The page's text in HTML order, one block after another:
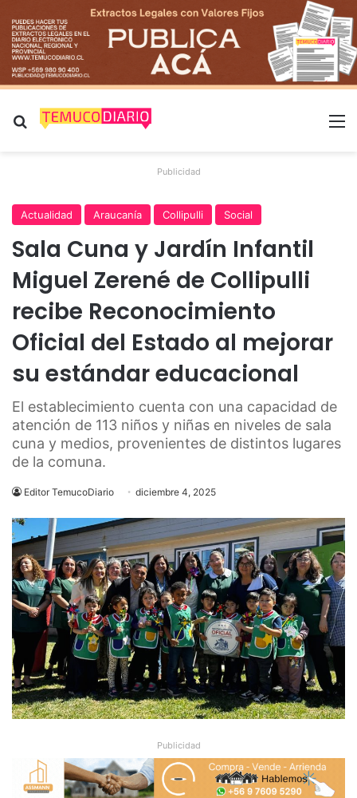
Buscar por
Publicidad
Actualidad Araucanía Collipulli Social
Sala Cuna y Jardín Infantil
Miguel Zerené de Collipulli
recibe Reconocimiento
Oficial del Estado al mejorar
su estándar educacional
El establecimiento cuenta con una capacidad de
atención de 113 niños y niñas en niveles de sala
cuna y medios, provenientes de distintos lugares
de la comuna.
Editor TemucoDiario diciembre 4, 2025
Publicidad